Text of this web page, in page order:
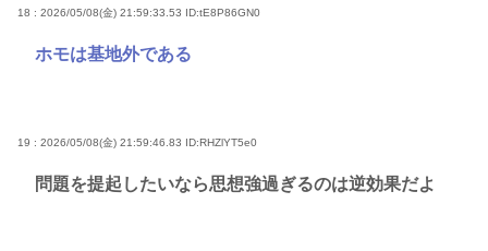
18 : 2026/05/08(金) 21:59:33.53 ID:tE8P86GN0
ホモは基地外である
19 : 2026/05/08(金) 21:59:46.83 ID:RHZlYT5e0
問題を提起したいなら思想強過ぎるのは逆効果だよ